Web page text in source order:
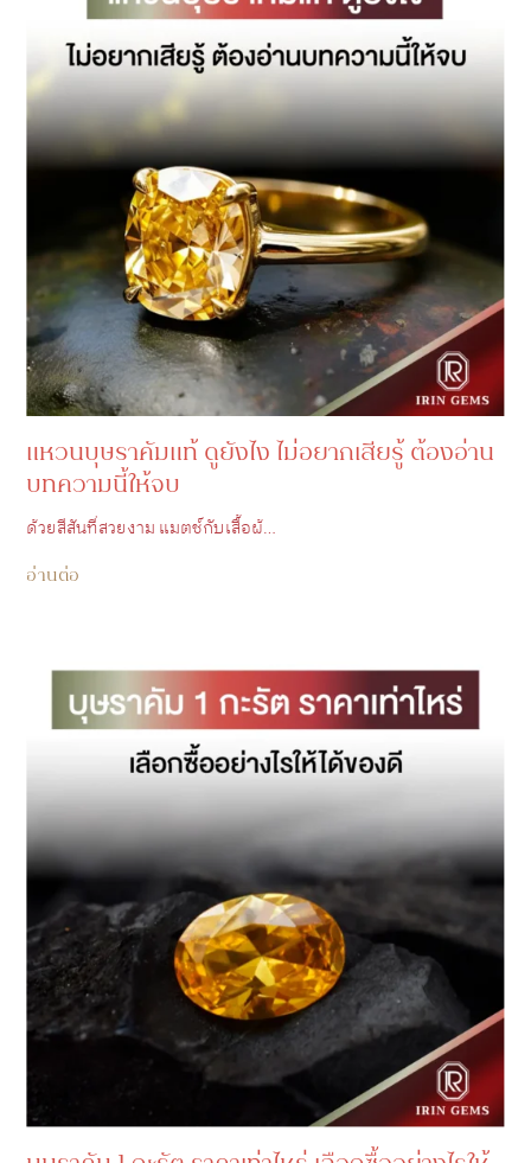
แหวนบุษราคัมแท้ ดูยังไง ไม่อยากเสียรู้ ต้องอ่าน
บทความนี้ให้จบ
ด้วยสีสันที่สวยงาม แมตช์กับเสื้อผ้…
อ่านต่อ